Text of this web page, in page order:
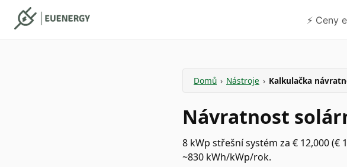
⚡️ Ceny
Domů › Nástroje › Kalkulačka
Návratnost
8 kWp střešní systém za € 12,000 (€
~830 kWh/kWp/rok.